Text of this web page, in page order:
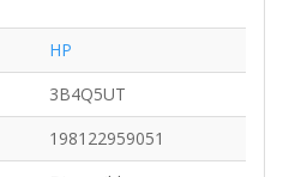
HP
3B4Q5UT
198122959051